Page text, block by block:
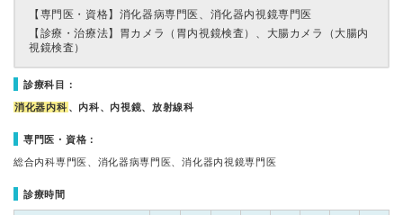
【専門医・資格】 消化器病専門医、消化器内視鏡専門医
【診療・治療法】 胃カメラ（胃内視鏡検査）、大腸カメラ（大腸内
視鏡検査）
診療科目：
消化器内科 、内科、内視鏡、放射線科
専門医・資格：
総合内科専門医、消化器病専門医、消化器内視鏡専門医
診療時間